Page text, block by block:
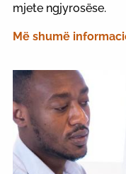
mjete ngjyrosëse.
Më shumë